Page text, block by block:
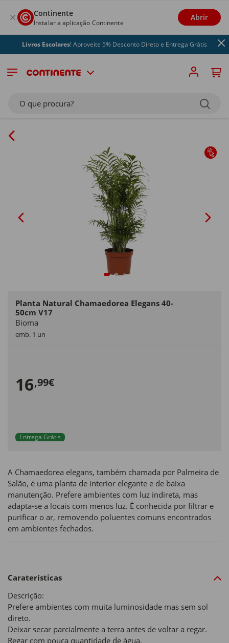
Continente
Instalar a aplicação Continente
Abrir
Livros Escolares! Aproveite 5% Desconto Direto e Entrega Grátis
O que procura?
Planta Natural Chamaedorea Elegans 40-
50cm V17
Bioma
emb. 1 un
16,99€
Entrega Grátis
A Chamaedorea elegans, também chamada por Palmeira de
Salão, é uma planta de interior elegante e de baixa
manutenção. Prefere ambientes com luz indireta, mas
adapta-se a locais com menos luz. É conhecida por filtrar e
purificar o ar, removendo poluentes comuns encontrados
em ambientes fechados.
Caraterísticas
Descrição:
Prefere ambientes com muita luminosidade mas sem sol
direto.
Deixar secar parcialmente a terra antes de voltar a regar.
Regar com pouca quantidade de água.